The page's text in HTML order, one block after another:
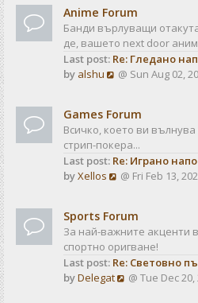
s
e
s
t
p
s
t
w
t
h
e
e
s
t
p
o
t
Anime Forum
Банди върлуващи
де, вашето next door
Last post: Re: Гледано
by alshu
V
w
t
h
e
l
e
s
t
p
o
@ Sun Aug 02,
Games Forum
Всичко, което ви
стрип-покера...
Last post: Re: Играно
byXellos
V
w
t
h
e
l
@ Fri Feb 13,
Sports Forum
За най-важните акценти
спортно оригване!
Last post: Re: Световно
byDelegat
V@ Tue Dec